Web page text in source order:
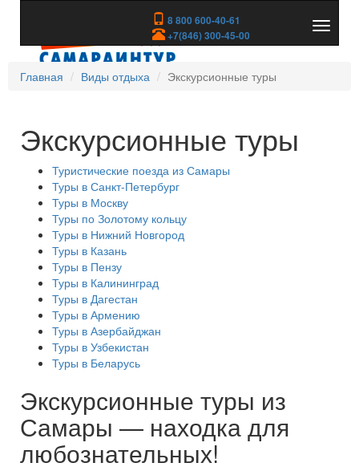
8 800 600-40-61
+7(846) 300-45-00
скрыть
Главная
Виды отдыха Экскурсионные туры
Экскурсионные туры
Туристические поезда из Самары
Туры в Санкт-Петербург
Туры в Москву
Туры по Золотому кольцу
Туры в Нижний Новгород
Туры в Казань
Туры в Пензу
Туры в Калининград
Туры в Дагестан
Туры в Армению
Туры в Азербайджан
Туры в Узбекистан
Туры в Беларусь
Экскурсионные туры из
Самары — находка для
любознательных!